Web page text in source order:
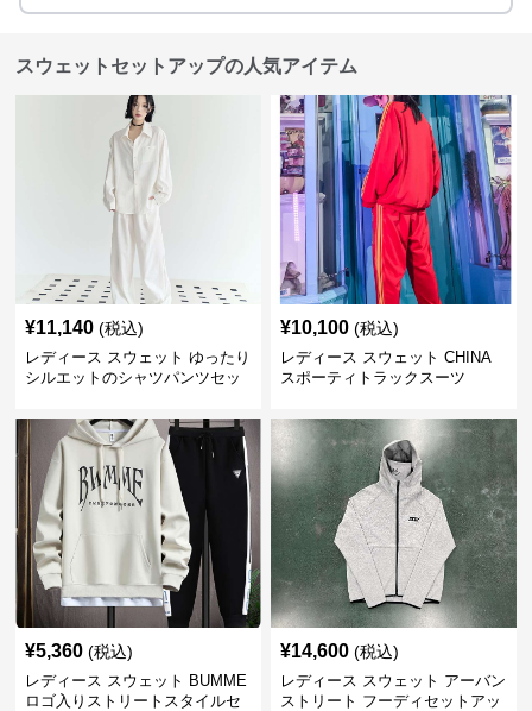
スウェットセットアップの人気アイテム
¥11,140 (税込)
レディース スウェット ゆったり
シルエットのシャツパンツセッ
¥10,100 (税込)
レディース スウェット CHINA
スポーティトラックスーツ
¥5,360 (税込)
レディース スウェット BUMME
ロゴ入りストリートスタイルセ
¥14,600 (税込)
レディース スウェット アーバン
ストリート フーディセットアッ